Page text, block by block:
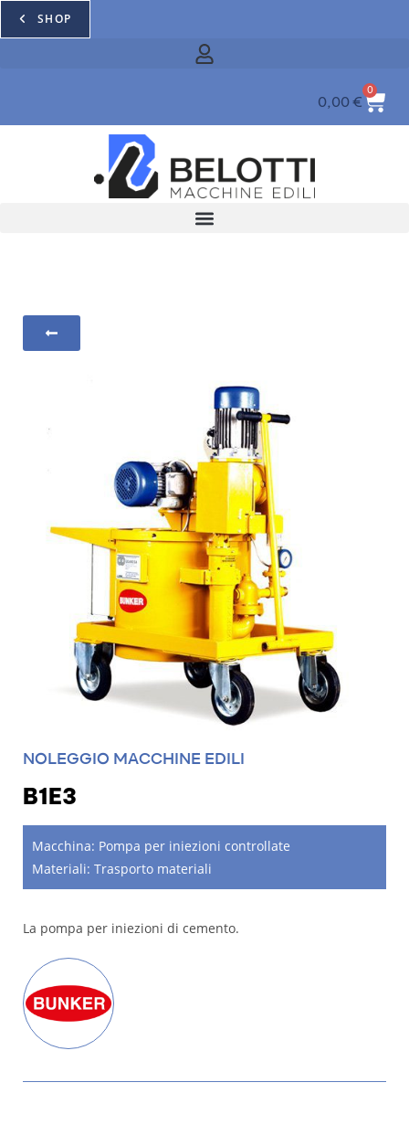
SHOP
0,00€
0
NOLEGGIO MACCHINE EDILI
B1E3
Macchina: Pompa per iniezioni controllate
Materiali: Trasporto materiali
La pompa per iniezioni di cemento.